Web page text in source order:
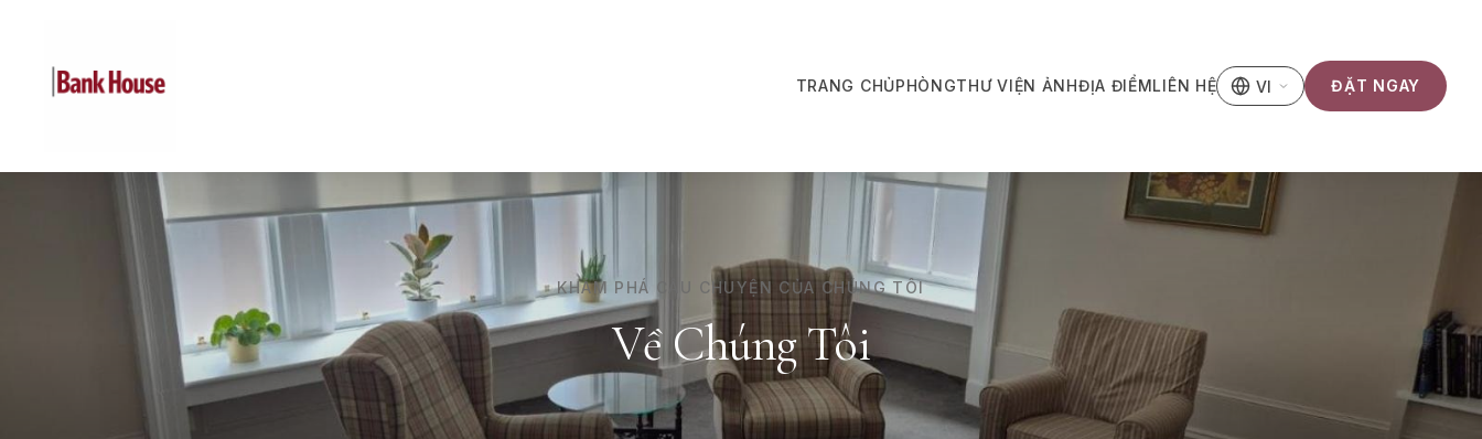
TRANG CHỦPHÒNGTHƯ VIỆN ẢNHĐỊA ĐIỂMLIÊN HỆ VI ĐẶT NGAY
KHÁM PHÁ CÂU CHUYỆN CỦA CHÚNG TÔI
Về Chúng Tôi